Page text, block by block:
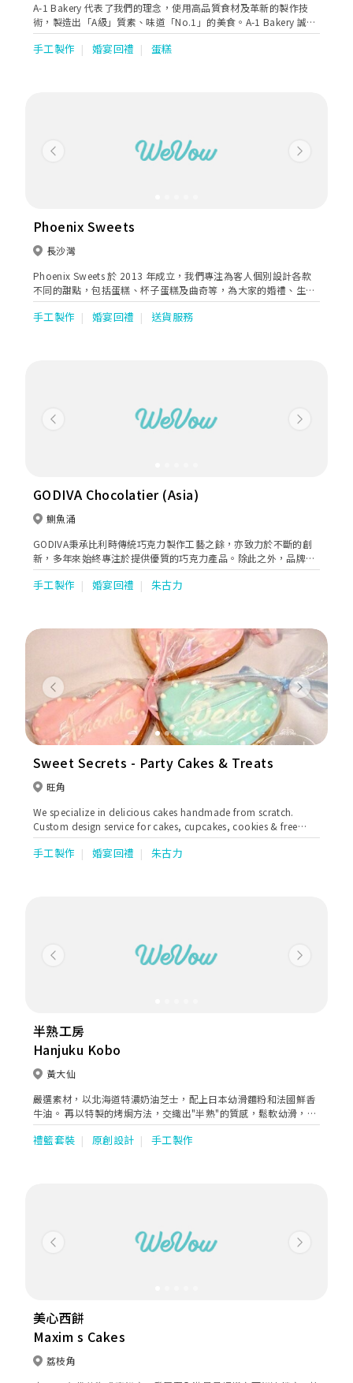
A-1 Bakery 代表了我們的理念，使用高品質食材及革新的製作技
術，製造出「A級」質素、味道「No.1」的美食。A-1 Bakery 誠意
推出數款高雅瑰麗的婚嫁蛋糕，讓一對新人在親友的見證下，許下
與子偕老的誓言。
手工製作 婚宴回禮 蛋糕
Previous Next
Phoenix Sweets
長沙灣
Phoenix Sweets 於 2013 年成立，我們專注為客人個別設計各款
不同的甜點，包括蛋糕、杯子蛋糕及曲奇等，為大家的婚禮、生
日、周年紀念及任何大日子送上祝福。 每一件 Phoenix Sweets 的
作品都是獨一無二，希望每一位客人都可以透過我們的細緻甜點向
手工製作 婚宴回禮 送貨服務
Previous Next
GODIVA Chocolatier (Asia)
鰂魚涌
GODIVA秉承比利時傳統巧克力製作工藝之餘，亦致力於不斷的創
新，多年來始終專注於提供優質的巧克力產品。除此之外，品牌亦
致力確保所有產品於研發、製造及運輸過程中均達致安全、高品質
及超乎顧客的期望。從著名的松露巧克力和模製巧克力、到充滿歐
克力體驗帶給全世界。
手工製作 婚宴回禮 朱古力
Previous Next
Sweet Secrets - Party Cakes & Treats
旺角
We specialize in delicious cakes handmade from scratch.
Custom design service for cakes, cupcakes, cookies & free
from gluten egg dairy refine Sugar option.
手工製作 婚宴回禮 朱古力
Previous Next
半熟工房
Hanjuku Kobo
黃大仙
嚴選素材，以北海道特濃奶油芝士，配上日本幼滑麵粉和法國鮮香
牛油。 再以特製的烤焗方法，交織出"半熟"的質感，鬆軟幼滑，清
新香濃而不膩。 非一般芝士蛋糕的享受。
禮籃套裝 原創設計 手工製作
Previous Next
美心西餅
Maxim s Cakes
荔枝角